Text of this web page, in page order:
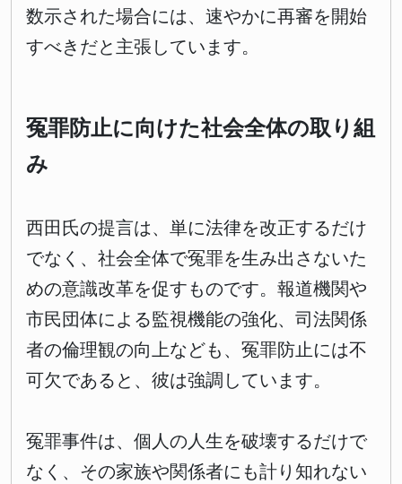
数示された場合には、速やかに再審を開始
すべきだと主張しています。
冤罪防止に向けた社会全体の取り組
み
西田氏の提言は、単に法律を改正するだけ
でなく、社会全体で冤罪を生み出さないた
めの意識改革を促すものです。報道機関や
市民団体による監視機能の強化、司法関係
者の倫理観の向上なども、冤罪防止には不
可欠であると、彼は強調しています。
冤罪事件は、個人の人生を破壊するだけで
なく、その家族や関係者にも計り知れない